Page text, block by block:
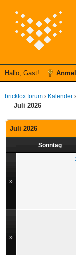
Hallo, Gast!
brickfox forum › Kalender ›
Juli 2026
Juli 2026
Sonntag
»
»